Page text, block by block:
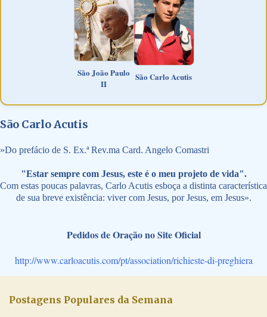
São João Paulo
II
São Carlo Acutis
São Carlo Acutis
»Do prefácio de S. Ex.ª Rev.ma Card. Angelo Comastri
"Estar sempre com Jesus, este é o meu projeto de vida".
Com estas poucas palavras, Carlo Acutis esboça a distinta característica
de sua breve existência: viver com Jesus, por Jesus, em Jesus».
Pedidos de Oração no Site Oficial
http://www.carloacutis.com/pt/association/richieste-di-preghiera
Postagens Populares da Semana